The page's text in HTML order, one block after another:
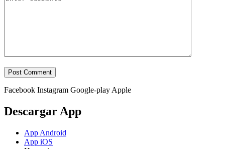
Facebook Instagram Google-play Apple
Descargar App
App Android
App iOS